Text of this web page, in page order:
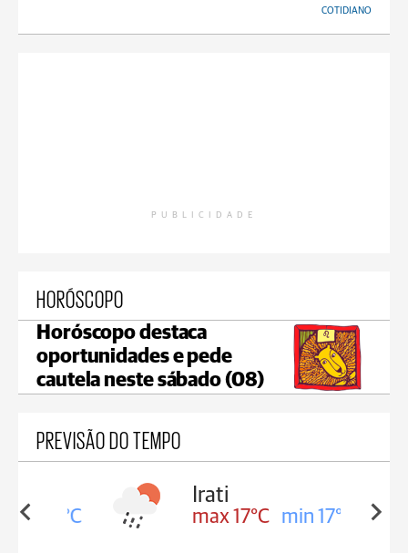
COTIDIANO
PUBLICIDADE
HORÓSCOPO
Horóscopo destaca
oportunidades e pede
cautela neste sábado (08)
PREVISÃO DO TEMPO
16°C
Irati
max 17°C min 17°C